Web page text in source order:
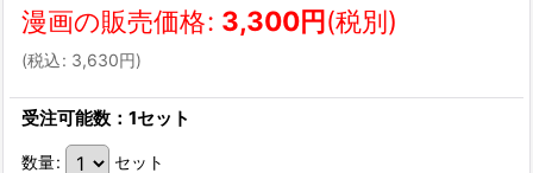
漫画の販売価格: 3,300円(税別)
(税込: 3,630円)
受注可能数：1セット
数量: セット